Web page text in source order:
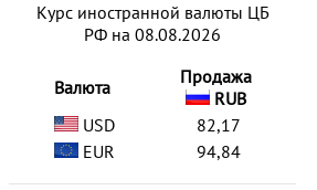
Курс иностранной валюты ЦБ
РФ на 08.08.2026
Валюта
Продажа
RUB
USD
82,17
EUR
94,84